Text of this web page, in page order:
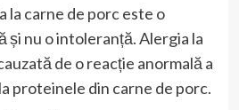
la carne de porc este o
și nu o intoleranță. Alergia la
de o reacție anormală a
proteinele din carne de porc.